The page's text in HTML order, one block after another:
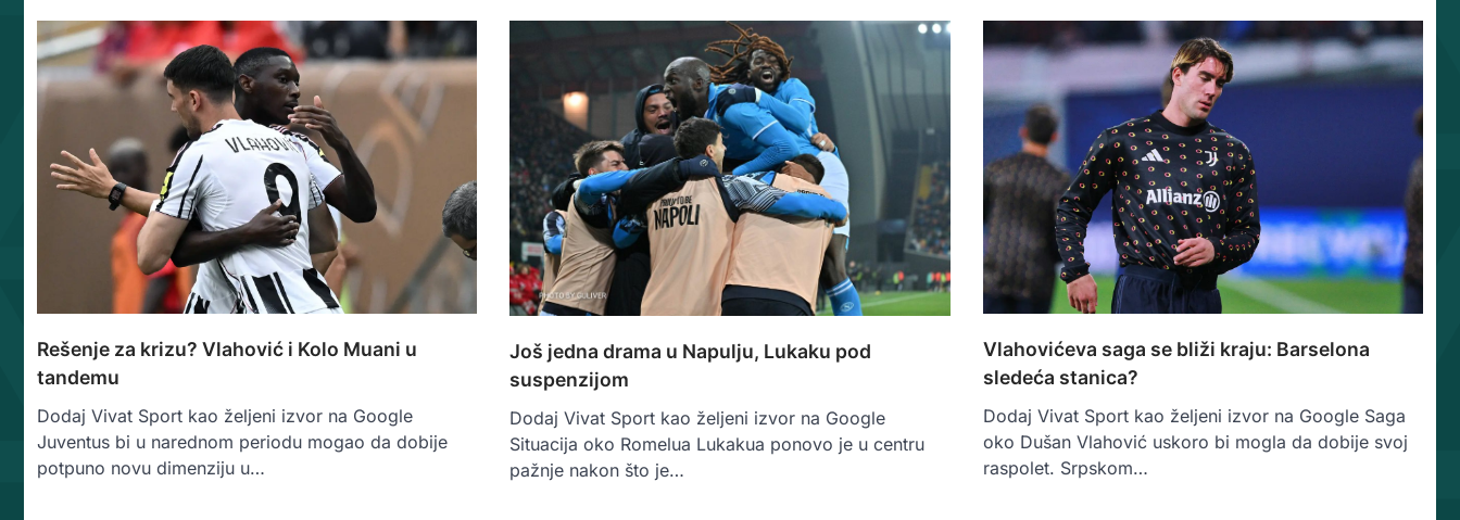
Rešenje za krizu? Vlahović i Kolo Muani u
tandemu
Dodaj Vivat Sport kao željeni izvor na Google
Juventus bi u narednom periodu mogao da dobije
potpuno novu dimenziju u…
Još jedna drama u Napulju, Lukaku pod
suspenzijom
Dodaj Vivat Sport kao željeni izvor na Google
Situacija oko Romelua Lukakua ponovo je u centru
pažnje nakon što je…
Vlahovićeva saga se bliži kraju: Barselona
sledeća stanica?
Dodaj Vivat Sport kao željeni izvor na Google Saga
oko Dušan Vlahović uskoro bi mogla da dobije svoj
raspolet. Srpskom…